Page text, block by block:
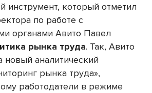
инструмент, который отметил
по работе с
органами Авито Павел
рынка труда. Так, Авито
новый аналитический
рынка труда»,
работодатели в режиме